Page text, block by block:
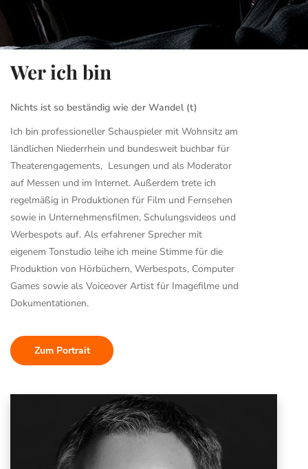
Wer ich bin
Nichts ist so beständig wie der Wandel (t)
Ich bin professioneller Schauspieler mit Wohnsitz am
ländlichen Niederrhein und bundesweit buchbar für
Theaterengagements, Lesungen und als Moderator
auf Messen und im Internet. Außerdem trete ich
regelmäßig in Produktionen für Film und Fernsehen
sowie in Unternehmensfilmen, Schulungsvideos und
Werbespots auf. Als erfahrener Sprecher mit
eigenem Tonstudio leihe ich meine Stimme für die
Produktion von Hörbüchern, Werbespots, Computer
Games sowie als Voiceover Artist für Imagefilme und
Dokumentationen.
Zum Portrait